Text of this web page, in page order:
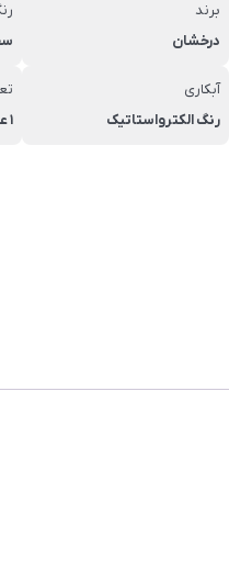
برند
درخشان
آبکاری
رنگ الکترواستاتیک
1 عدد